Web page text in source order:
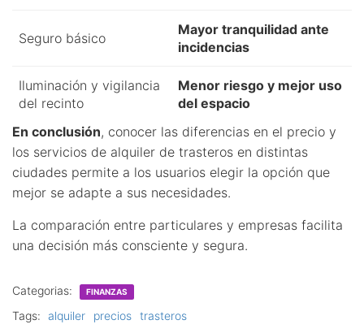
Seguro básico
Mayor tranquilidad ante
incidencias
Iluminación y vigilancia
del recinto
Menor riesgo y mejor uso
del espacio
En conclusión, conocer las diferencias en el precio y
los servicios de alquiler de trasteros en distintas
ciudades permite a los usuarios elegir la opción que
mejor se adapte a sus necesidades.
La comparación entre particulares y empresas facilita
una decisión más consciente y segura.
Categorias: FINANZAS
Tags: alquiler precios trasteros